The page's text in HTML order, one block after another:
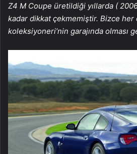
Z4 M Coupe üretildiği yıllarda (
kadar dikkat çekmemiştir. Bizce her
koleksiyoneri’nin garajında olması